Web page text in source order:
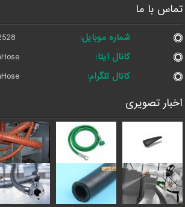
با ما
شماره موبایل:
کانال ایتا:
کانال تلگرام:
تصویری